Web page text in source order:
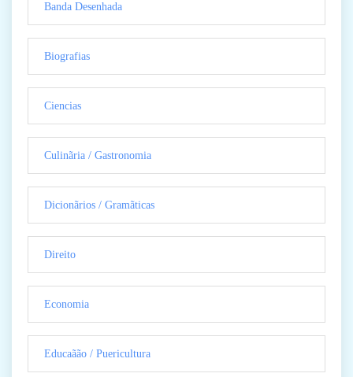
Banda Desenhada
Biografias
Ciencias
Culinãria / Gastronomia
Dicionãrios / Gramãticas
Direito
Economia
Educaãão / Puericultura